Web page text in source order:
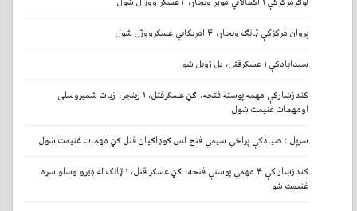
لوګرمرکزکې ۱ اکمالاتي موټر ویجاړ، ۲ عسکر ووژ ل شول
پروان مرکزکې ټانګ ویجاړ، ۴ امریکايي عسکرووژل شول
سیدابادکې ۱ عسکرقتل، بل ژوبل شو
کندزښارکې مهمه پوسته فتحه، ګڼ عسکرقتل، ۱ رینجر، زیات شمیروسلې
اومهمات غنیمت شول
سرپل : صیادکې پراخي سیمي فتح لس ګوډاګيان قتل ګڼ مهمات غنیمت شول
کندزښار کې ۴ مهمي پوستې فتحه، ګڼ عسکر قتل، ۱ ټانګ له ډیرو وسلو سره
غنیمت شو